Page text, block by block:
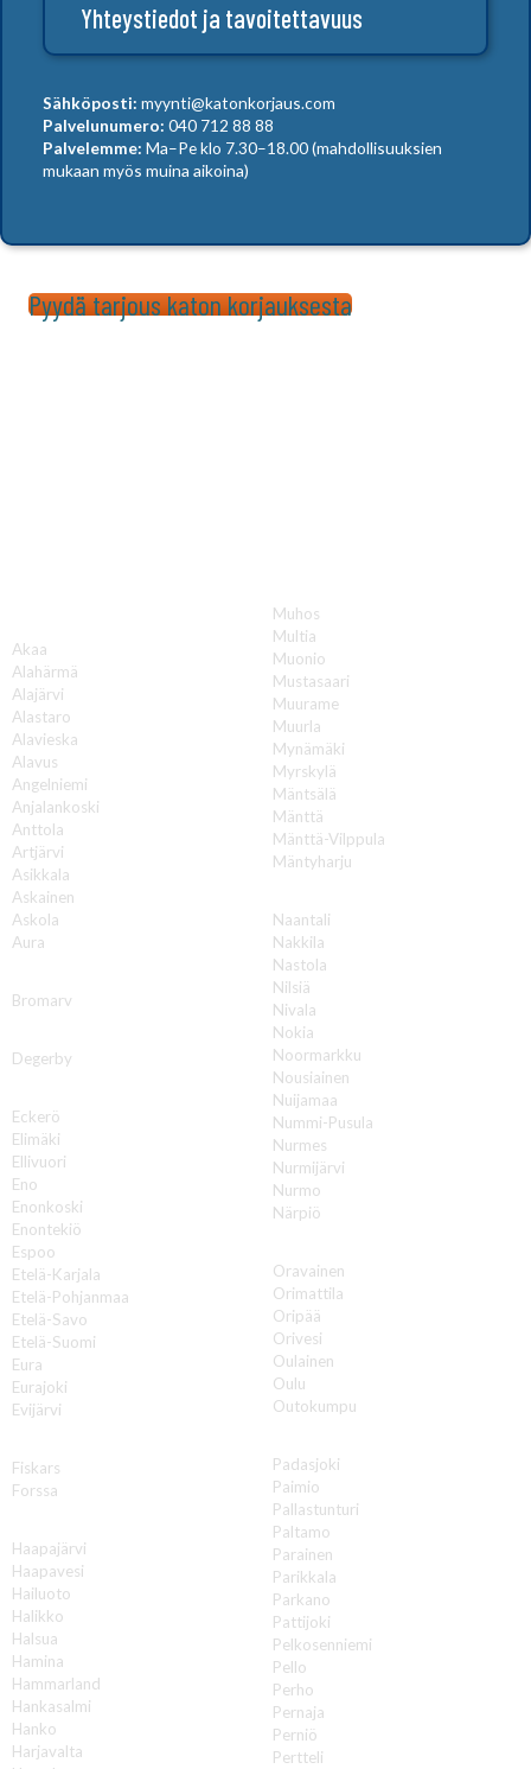
Yhteystiedot ja tavoitettavuus
Sähköposti: myynti@katonkorjaus.com
Palvelunumero: 040 712 88 88
Palvelemme: Ma–Pe klo 7.30–18.00 (mahdollisuuksien
mukaan myös muina aikoina)
Pyydä tarjous katon korjauksesta
Akaa
Alahärmä
Alajärvi
Alastaro
Alavieska
Alavus
Angelniemi
Anjalankoski
Anttola
Artjärvi
Asikkala
Askainen
Askola
Aura
Bromarv
Degerby
Eckerö
Elimäki
Ellivuori
Eno
Enonkoski
Enontekiö
Espoo
Etelä-Karjala
Etelä-Pohjanmaa
Etelä-Savo
Etelä-Suomi
Eura
Eurajoki
Evijärvi
Fiskars
Forssa
Haapajärvi
Haapavesi
Hailuoto
Halikko
Halsua
Hamina
Hammarland
Hankasalmi
Hanko
Harjavalta
Muhos
Multia
Muonio
Mustasaari
Muurame
Muurla
Mynämäki
Myrskylä
Mäntsälä
Mänttä
Mänttä-Vilppula
Mäntyharju
Naantali
Nakkila
Nastola
Nilsiä
Nivala
Nokia
Noormarkku
Nousiainen
Nuijamaa
Nummi-Pusula
Nurmes
Nurmijärvi
Nurmo
Närpiö
Oravainen
Orimattila
Oripää
Orivesi
Oulainen
Oulu
Outokumpu
Padasjoki
Paimio
Pallastunturi
Paltamo
Parainen
Parikkala
Parkano
Pattijoki
Pelkosenniemi
Pello
Perho
Pernaja
Perniö
Pertteli